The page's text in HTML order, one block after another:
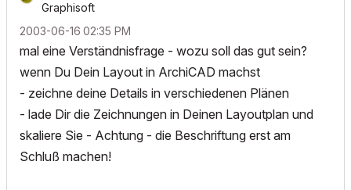
Graphisoft
‎2003-06-16 02:35 PM
mal eine Verständnisfrage - wozu soll das gut sein?
wenn Du Dein Layout in ArchiCAD machst
- zeichne deine Details in verschiedenen Plänen
- lade Dir die Zeichnungen in Deinen Layoutplan und
skaliere Sie - Achtung - die Beschriftung erst am
Schluß machen!